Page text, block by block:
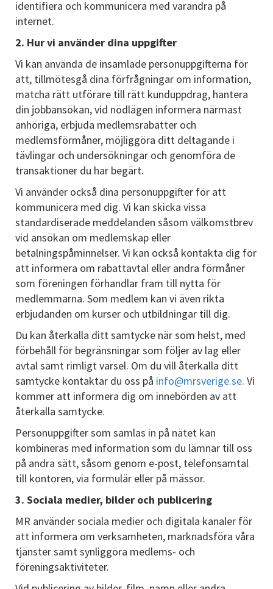
identifiera och kommunicera med varandra på
internet.
2. Hur vi använder dina uppgifter
Vi kan använda de insamlade personuppgifterna för
att, tillmötesgå dina förfrågningar om information,
matcha rätt utförare till rätt kunduppdrag, hantera
din jobbansökan, vid nödlägen informera närmast
anhöriga, erbjuda medlemsrabatter och
medlemsförmåner, möjliggöra ditt deltagande i
tävlingar och undersökningar och genomföra de
transaktioner du har begärt.
Vi använder också dina personuppgifter för att
kommunicera med dig. Vi kan skicka vissa
standardiserade meddelanden såsom välkomstbrev
vid ansökan om medlemskap eller
betalningspåminnelser. Vi kan också kontakta dig för
att informera om rabattavtal eller andra förmåner
som föreningen förhandlar fram till nytta för
medlemmarna. Som medlem kan vi även rikta
erbjudanden om kurser och utbildningar till dig.
Du kan återkalla ditt samtycke när som helst, med
förbehåll för begränsningar som följer av lag eller
avtal samt rimligt varsel. Om du vill återkalla ditt
samtycke kontaktar du oss på info@mrsverige.se. Vi
kommer att informera dig om innebörden av att
återkalla samtycke.
Personuppgifter som samlas in på nätet kan
kombineras med information som du lämnar till oss
på andra sätt, såsom genom e-post, telefonsamtal
till kontoren, via formulär eller på mässor.
3. Sociala medier, bilder och publicering
MR använder sociala medier och digitala kanaler för
att informera om verksamheten, marknadsföra våra
tjänster samt synliggöra medlems- och
föreningsaktiviteter.